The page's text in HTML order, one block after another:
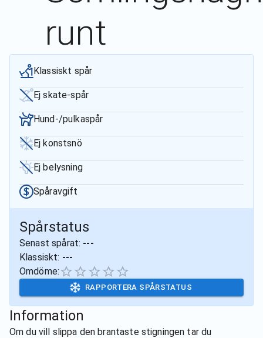
runt
Klassiskt spår
Ej skate-spår
Hund-/pulkaspår
Ej konstsnö
Ej belysning
Spåravgift
Spårstatus
Senast spårat: ---
Klassiskt: ---
Omdöme:
RAPPORTERA SPÅRSTATUS
Information
Om du vill slippa den brantaste stigningen tar du